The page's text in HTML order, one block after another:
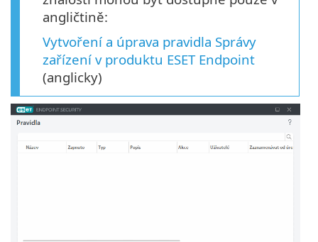
angličtině:
Vytvoření a úprava pravidla Správy
zařízení v produktu ESET Endpoint
(anglicky)